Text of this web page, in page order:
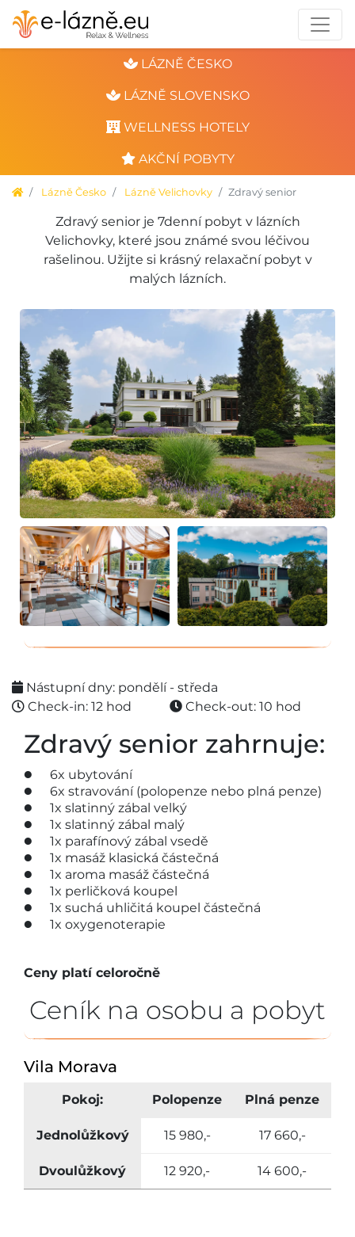
LÁZNĚ ČESKO
LÁZNĚ SLOVENSKO
WELLNESS HOTELY
AKČNÍ POBYTY
Lázně Česko Lázně Velichovky Zdravý senior
Zdravý senior je 7denní pobyt v lázních
Velichovky, které jsou známé svou léčivou
rašelinou. Užijte si krásný relaxační pobyt v
malých lázních.
Nástupní dny: pondělí - středa
Check-in: 12 hod
Check-out: 10 hod
Zdravý senior zahrnuje:
6x ubytování
6x stravování (polopenze nebo plná penze)
1x slatinný zábal velký
1x slatinný zábal malý
1x parafínový zábal vsedě
1x masáž klasická částečná
1x aroma masáž částečná
1x perličková koupel
1x suchá uhličitá koupel částečná
1x oxygenoterapie
Ceny platí celoročně
Ceník na osobu a pobyt
Vila Morava
Pokoj: Polopenze Plná penze
Jednolůžkový 15 980,- 17 660,-
Dvoulůžkový 12 920,- 14 600,-